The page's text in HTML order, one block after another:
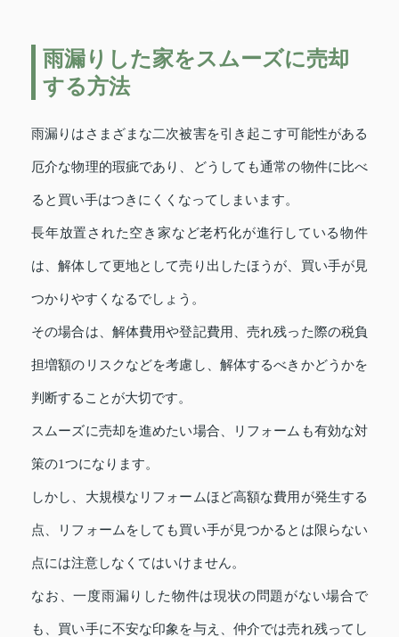
雨漏りした家をスムーズに売却
する方法
雨漏りはさまざまな二次被害を引き起こす可能性がある
厄介な物理的瑕疵であり、どうしても通常の物件に比べ
ると買い手はつきにくくなってしまいます。
長年放置された空き家など老朽化が進行している物件
は、解体して更地として売り出したほうが、買い手が見
つかりやすくなるでしょう。
その場合は、解体費用や登記費用、売れ残った際の税負
担増額のリスクなどを考慮し、解体するべきかどうかを
判断することが大切です。
スムーズに売却を進めたい場合、リフォームも有効な対
策の1つになります。
しかし、大規模なリフォームほど高額な費用が発生する
点、リフォームをしても買い手が見つかるとは限らない
点には注意しなくてはいけません。
なお、一度雨漏りした物件は現状の問題がない場合で
も、買い手に不安な印象を与え、仲介では売れ残ってし